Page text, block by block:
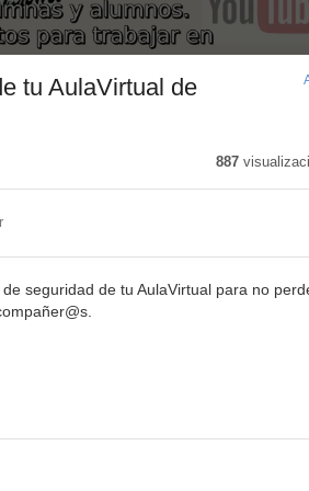
tu AulaVirtual de
887
seguridad de tu AulaVirtual para no